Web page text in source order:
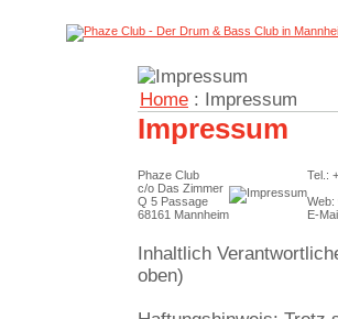
Home : Impressum
Impressum
Phaze Club
c/o Das Zimmer
Q 5 Passage
68161 Mannheim
Tel.:
Web:
E-
Inhaltlich
oben)